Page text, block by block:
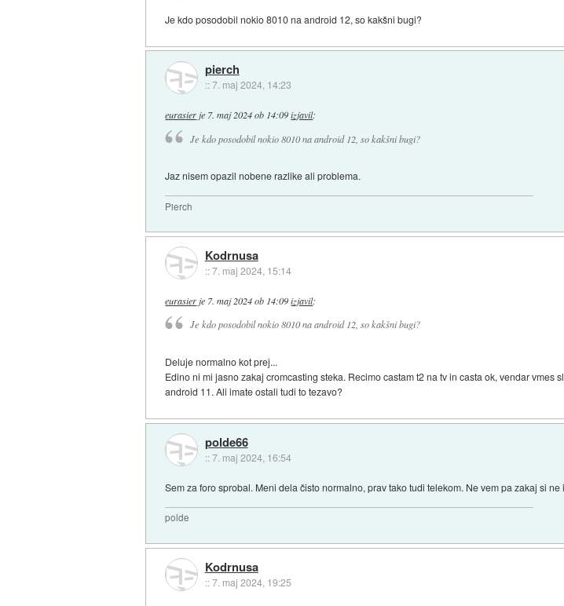
Je kdo posodobil nokio 8010 na android 12, so kakšni bugi?
pierch
::7. maj 2024, 14:23
eurasier je 7. maj 2024 ob 14:09 izjavil:
Je kdo posodobil nokio 8010 na android 12, so kakšni bugi?
Jaz nisem opazil nobene razlike ali problema.
Pierch
Kodrnusa
::7. maj 2024, 15:14
eurasier je 7. maj 2024 ob 14:09 izjavil:
Je kdo posodobil nokio 8010 na android 12, so kakšni bugi?
Deluje normalno kot prej...
Edino ni mi jasno zakaj cromcasting steka. Recimo castam t2 na tv in casta ok, vendar
android 11. Ali imate ostali tudi to tezavo?
polde66
::7. maj 2024, 16:54
Sem za foro sprobal. Meni dela čisto normalno, prav tako tudi telekom. Ne vem pa zakaj si
polde
Kodrnusa
::7. maj 2024, 19:25